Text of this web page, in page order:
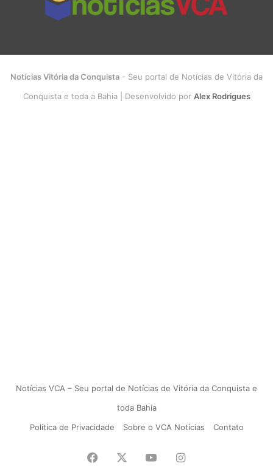
Notícias Vitória da Conquista - Seu portal de Notícias de Vitória da
Conquista e toda a Bahia | Desenvolvido por Alex Rodrigues
Notícias VCA – Seu portal de Notícias de Vitória da Conquista e
toda Bahia
Política de Privacidade
Sobre o VCA Notícias Contato
Facebook YouTubeInstagram